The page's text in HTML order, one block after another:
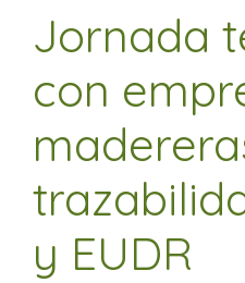
Jornada
con
y EUDR